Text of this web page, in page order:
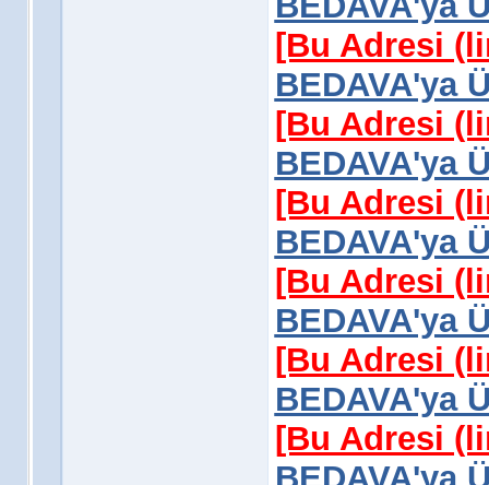
[Bu Adresi
BEDAVA'ya
[Bu Adresi
BEDAVA'ya
[Bu Adresi
BEDAVA'ya
[Bu Adresi
BEDAVA'ya
[Bu Adresi
BEDAVA'ya
[Bu Adresi